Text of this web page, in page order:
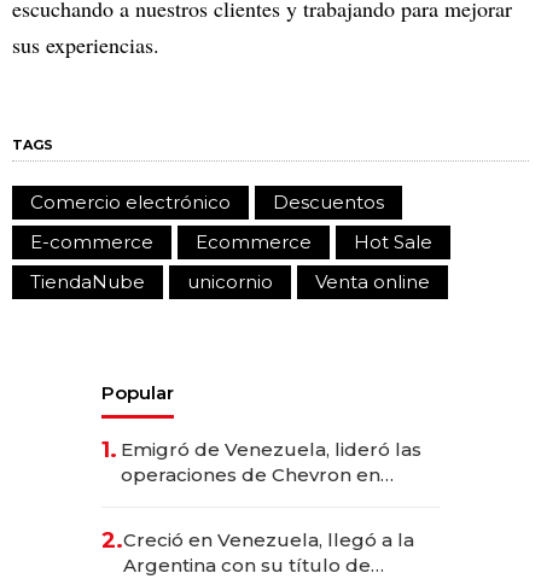
escuchando a nuestros clientes y trabajando para mejorar
sus experiencias.
TAGS
Comercio electrónico
Descuentos
E-commerce
Ecommerce
Hot Sale
TiendaNube
unicornio Venta online
Popular
1. Emigró de Venezuela, lideró las
operaciones de Chevron en
2.Creció en Venezuela, llegó a la
Argentina con su título de